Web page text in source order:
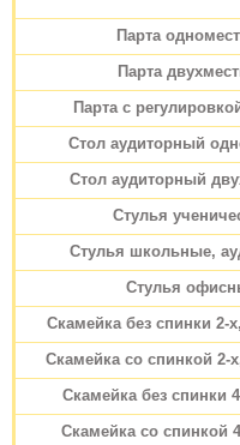
Парта
Парта
Парта с
Стол аудиторный
Стол аудиторный
Стулья
Стулья школьные,
Стулья
Скамейка без спинки 2-
Скамейка со спинкой 2-
Скамейка без спинки
Скамейка со спинкой